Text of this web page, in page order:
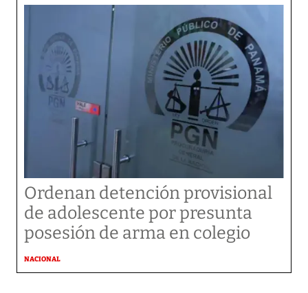
Ordenan detención provisional
de adolescente por presunta
posesión de arma en colegio
NACIONAL